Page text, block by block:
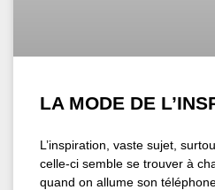
LA MODE DE
L’inspiration, vaste sujet,
celle-ci semble se trouver à
quand on allume son